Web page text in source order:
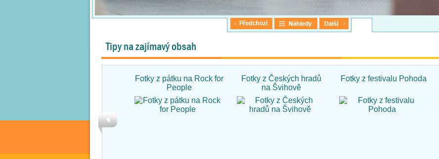
Tipy na zajímavý obsah
Fotky z pátku na Rock for
People
Fotky z Českých hradů
na Švihově
Fotky z festivalu Pohoda